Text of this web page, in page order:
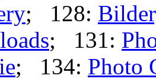
; 128:
; 131:
; 134: Photo